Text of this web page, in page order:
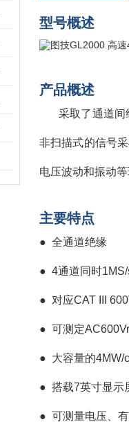
型号概述
产品概述
采取了通道间
非扫描式的信号
电压波动和振动
主要特点
● 全通道绝缘
● 4通道同时
● 对应CAT III
● 可测定
● 大容量的4MW/
● 搭载7英寸显示
● 可测量电压、